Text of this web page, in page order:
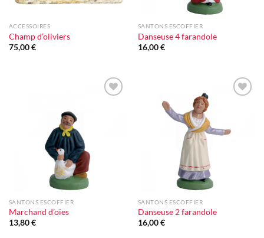
ACCESSOIRES
Champ d’oliviers
75,00€
SANTONS ESCOFFIER
Danseuse 4 farandole
16,00€
SANTONS ESCOFFIER
Marchand d’oies
13,80€
SANTONS ESCOFFIER
Danseuse 2 farandole
16,00€